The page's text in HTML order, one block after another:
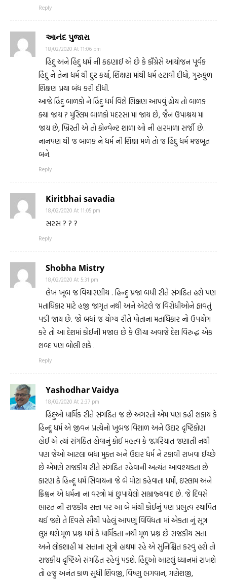
Reply
આનંદ પુજારા
18/02/2020 At 11:06 pm
હિંદુ અને હિંદુ ધર્મ ની કઠણાઈ એ છે કે કૉંગ્રેસે આયોજન પૂર્વક
હિંદુ ને તેના ધર્મ થી દુર કર્યા, શિક્ષણ માંથી ધર્મ હટાવી દીધો, ગુરુકુળ
શિક્ષણ પ્રથા બંધ કરી દીધી.
આજે હિંદુ બાળકો ને હિંદુ ધર્મ વિશે શિક્ષણ આપવું હોય તો બાળક
ક્યાં જાય ? મુસ્લિમ બાળકો મદરસા માં જાય છે, જૈન ઉપાશ્રય માં
જાય છે, ખ્રિસ્તી એ તો કોન્વેન્ટ શાળા ઓ ની હારમાળા સર્જી છે.
નાનપણ થી જ બાળક ને ધર્મ ની શિક્ષા મળે તો જ હિંદુ ધર્મ મજબૂત
બને.
Reply
Kiritbhai savadia
18/02/2020 At 11:05 pm
સરસ ? ? ?
Reply
Shobha Mistry
18/02/2020 At 5:31 pm
લેખ ખૂબ જ વિચારણીય . હિન્દુ પ્રજા બધી રીતે સંગઠિત હશે પણ
મતાધિકાર માટે હજી જાગૃત નથી અને એટલે જ વિરોધીઓને ફાવતું
પડી જાય છે. જો બધાં જ યોગ્ય રીતે પોતાના મતાધિકાર નો ઉપયોગ
કરે તો આ દેશમાં કોઈની મજાલ છે કે ઊંચા અવાજે દેશ વિરુદ્ધ એક
શબ્દ પણ બોલી શકે .
Reply
Yashodhar Vaidya
18/02/2020 At 2:37 pm
હિંદુઓ ધાર્મિક રીતે સંગઠિત જ છે અગરતો એમ પણ કહી શકાય કે
હિન્દૂ ધર્મ એ જીવન પ્રત્યેનો ખુબજ વિશાળ અને ઉદાર દૃષ્ટિકોણ
હોઈ એ ત્યાં સંગઠિત હોવાનું કોઈ મહત્વ કે જરૂરિયાત જણાતી નથી
પણ જેઓ આટલા બધા મુક્ત અને ઉદાર ધર્મ ને ટકાવી રાખવા ઈચ્છે
છે એમણે રાજકીય રીતે સંગઠિત રહેવાની અત્યંત આવશ્યકતા છે
કારણ કે હિન્દૂ ધર્મ સિવાયના જે બે મોટા કહેવાતા ધર્મો, ઇસ્લામ અને
ક્રિશ્ચન એ ધર્મના ના વસ્ત્રો માં છુપાયેલો સામ્રાજ્યવાદ છે. જે દિવસે
ભારત ની રાજકીય સત્તા પર આ બે માંથી કોઈનું પણ પ્રભુત્વ સ્થાપિત
થઈ જશે તે દિવસે સૌથી પહેલું આપણું વિવિધતા માં એકતા નું સૂત્ર
લુપ્ત થશે.મૂળ પ્રશ્ન ધર્મ કે ધાર્મિકતા નથી મૂળ પ્રશ્ન છે રાજકીય સત્તા.
અને લોકશાહી માં સત્તાના સૂત્રો હાથમાં રહે એ સુનિશ્ચિત કરવું હશે તો
રાજકીય દૃષ્ટિએ સંગઠિત રહેવું પડશે. હિંદુઓ આટલું ધ્યાનમાં રાખશે
તો હજુ અનંત કાળ સુધી શિવજી, વિષ્ણુ ભગવાન, ગણેશજી,